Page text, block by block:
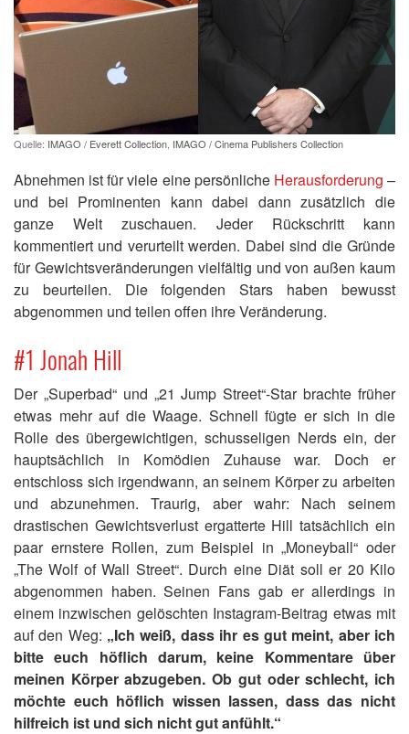
Quelle: IMAGO / Everett Collection IMAGO / Cinema Publishers Collection
Abnehmen ist für viele eine persönliche Herausforderung–
und bei Prominenten kann dabei dann zusätzlich die
ganze Welt zuschauen. Jeder Rückschritt kann
kommentiert und verurteilt werden. Dabei sind die Gründe
für Gewichtsveränderungen vielfältig und von außen kaum
zu beurteilen. Die folgenden Stars haben bewusst
abgenommen und teilen offen ihre Veränderung.
#1 Jonah Hill
Der „Superbad“ und „21 Jump Street“-Star brachte früher
etwas mehr auf die Waage. Schnell fügte er sich in die
Rolle des übergewichtigen, schusseligen Nerds ein, der
hauptsächlich in Komödien Zuhause war. Doch er
entschloss sich irgendwann, an seinem Körper zu arbeiten
und abzunehmen. Traurig, aber wahr: Nach seinem
drastischen Gewichtsverlust ergatterte Hill tatsächlich ein
paar ernstere Rollen, zum Beispiel in „Moneyball“ oder
„The Wolf of Wall Street“. Durch eine Diät soll er 20 Kilo
abgenommen haben. Seinen Fans gab er allerdings in
einem inzwischen gelöschten Instagram-Beitrag etwas mit
auf den Weg: „Ich weiß, dass ihr es gut meint, aber ich
bitte euch höflich darum, keine Kommentare über
meinen Körper abzugeben. Ob gut oder schlecht, ich
möchte euch höflich wissen lassen, dass das nicht
hilfreich ist und sich nicht gut anfühlt.“